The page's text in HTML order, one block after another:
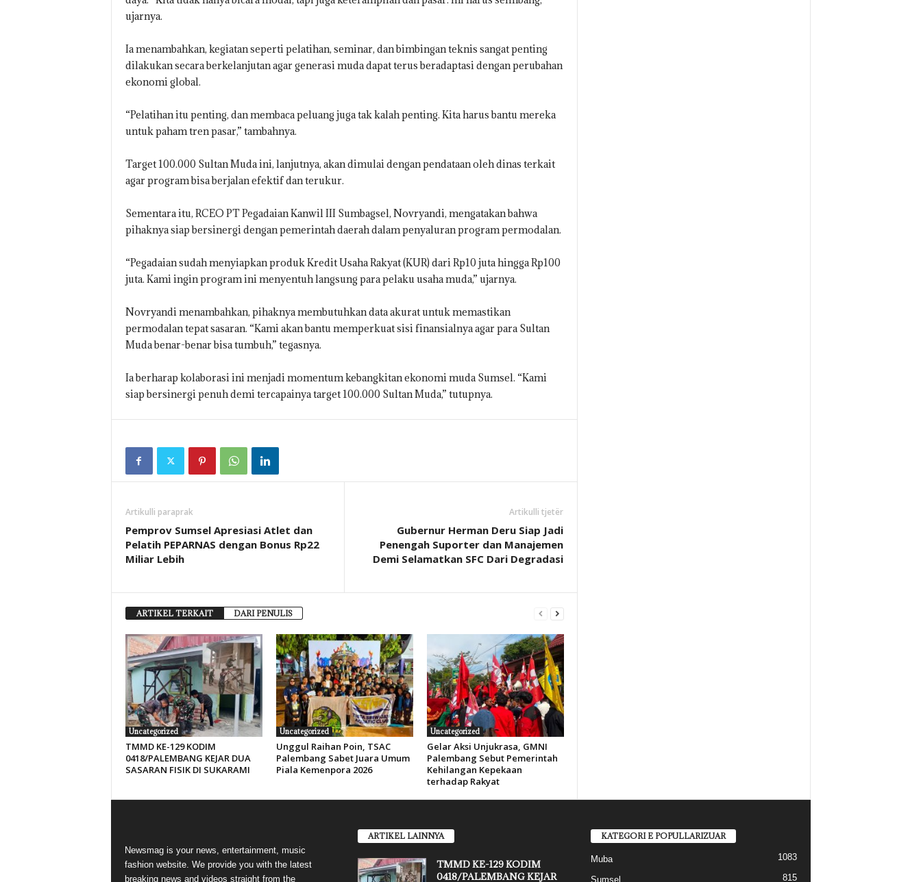
ujarnya.
Ia menambahkan, kegiatan seperti pelatihan, seminar, dan bimbingan teknis sangat penting
dilakukan secara berkelanjutan agar generasi muda dapat terus beradaptasi dengan perubahan
ekonomi global.
“Pelatihan itu penting, dan membaca peluang juga tak kalah penting. Kita harus bantu mereka
untuk paham tren pasar,” tambahnya.
Target 100.000 Sultan Muda ini, lanjutnya, akan dimulai dengan pendataan oleh dinas terkait
agar program bisa berjalan efektif dan terukur.
Sementara itu, RCEO PT Pegadaian Kanwil III Sumbagsel, Novryandi, mengatakan bahwa
pihaknya siap bersinergi dengan pemerintah daerah dalam penyaluran program permodalan.
“Pegadaian sudah menyiapkan produk Kredit Usaha Rakyat (KUR) dari Rp10 juta hingga Rp100
juta. Kami ingin program ini menyentuh langsung para pelaku usaha muda,” ujarnya.
Novryandi menambahkan, pihaknya membutuhkan data akurat untuk memastikan
permodalan tepat sasaran. “Kami akan bantu memperkuat sisi finansialnya agar para Sultan
Muda benar-benar bisa tumbuh,” tegasnya.
Ia berharap kolaborasi ini menjadi momentum kebangkitan ekonomi muda Sumsel. “Kami
siap bersinergi penuh demi tercapainya target 100.000 Sultan Muda,” tutupnya.
Artikulli paraprak
Pemprov Sumsel Apresiasi Atlet dan
Pelatih PEPARNAS dengan Bonus Rp22
Miliar Lebih
Artikulli tjetër
Gubernur Herman Deru Siap Jadi
Penengah Suporter dan Manajemen
Demi Selamatkan SFC Dari Degradasi
ARTIKEL TERKAIT DARI PENULIS
Uncategorized
TMMD KE-129 KODIM
0418/PALEMBANG KEJAR DUA
SASARAN FISIK DI SUKARAMI
Uncategorized
Unggul Raihan Poin, TSAC
Palembang Sabet Juara Umum
Piala Kemenpora 2026
Uncategorized
Gelar Aksi Unjukrasa, GMNI
Palembang Sebut Pemerintah
Kehilangan Kepekaan
terhadap Rakyat
Newsmag is your news, entertainment, music
fashion website. We provide you with the latest
breaking news and videos straight from the
ARTIKEL LAINNYA
TMMD KE-129 KODIM
0418/PALEMBANG KEJAR
KATEGORI E POPULLARIZUAR
Muba 1083
Sumsel 815